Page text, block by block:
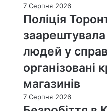
7 Серпня 2026
Поліція
людей у
організовані
магазинів
7 Серпня 2026